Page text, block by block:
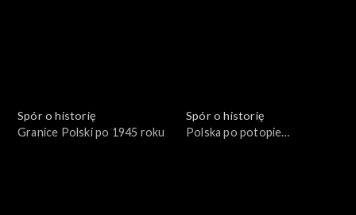
Spór o historię
Granice Polski po 1945 roku
Spór o historię
Polska po potopie